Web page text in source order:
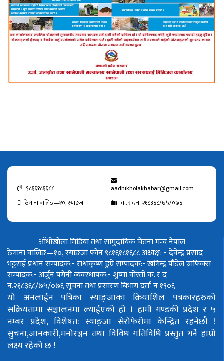
९८१६१८१६८८
aadhikholakhabar@gmail.com
ठेगाना वालिङ—१०, स्याङजा
क. र द नं. २१८३६८/७५/०७६
आँधीखोला मिडिया तथा सामुदायिक चेतना मन्च नेपाल
ठेगाना वालिङ—१०, स्याङजा फोन ९८१६१८१६८८अध्यक्ष: - देवेन्द्र प्रसाद
भट्टराईप्रधान सम्पादक:- राधाकृष्ण डुम्रेसम्पादक:- खगिन्द्र पौडेलग्राफिक्स
सम्पादक:- अर्जुन पंगेनीव्यवस्थापक:- शुष्मा वोस्तीक. र द
नं.२१८३६८/७५/०७६सूचना तथा प्रसारण बिभाग दर्ता नं १९०६
यो अनलाईन पत्रिका स्याङ्जाका क्रियाशिल पत्रकारहरुको
सक्रियतामा सञ्चालनमा ल्याईएको हो । हामी गण्डकी प्रदेश र ५
नम्बर प्रदेश, विशेषत: स्याङ्जा सेरोफेरोमा केन्द्रित रहनेछौ !
सुचना,जानकारी,मनोरञ्जन तथा विविध गतिविधि प्रस्तुत गर्ने हाम्रो
लक्ष्य रहेको छ !